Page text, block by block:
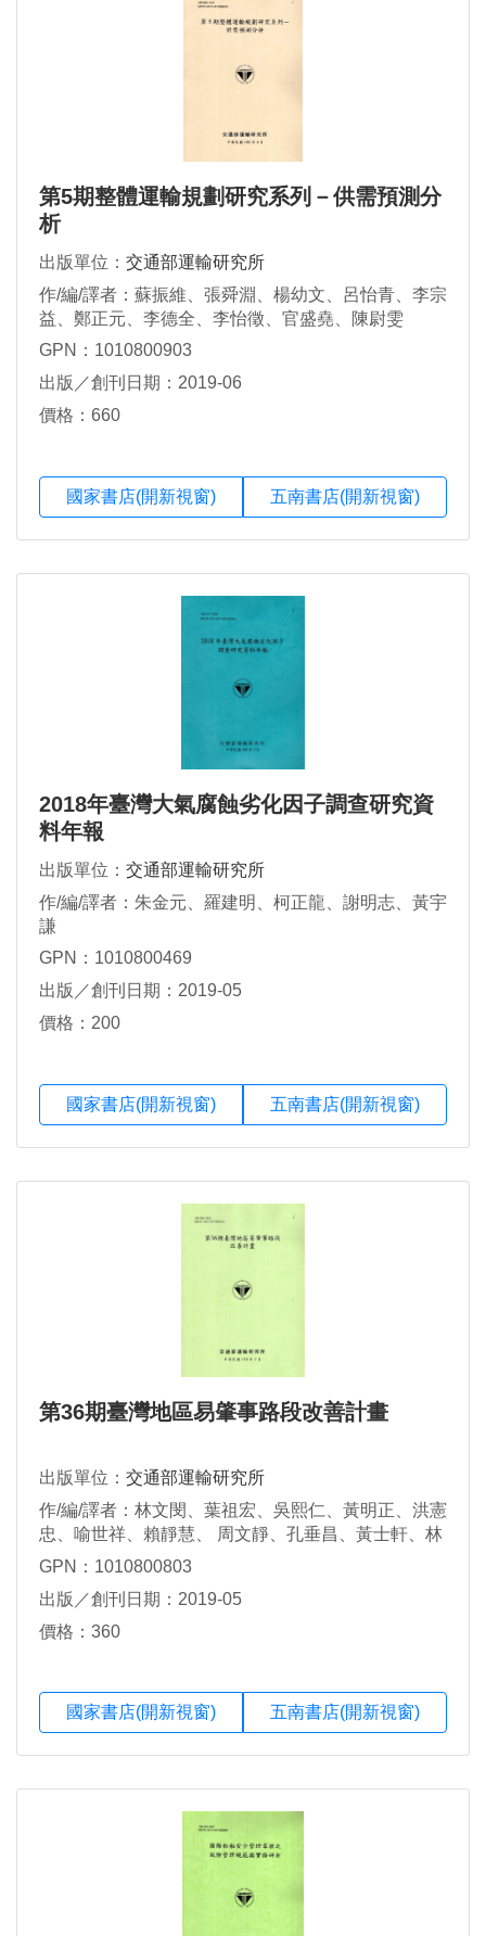
第5期整體運輸規劃研究系列－供需預測分
析
出版單位： 交通部運輸研究所
作/編/譯者：蘇振維、張舜淵、楊幼文、呂怡青、李宗
益、鄭正元、李德全、李怡徵、官盛堯、陳尉雯
GPN：1010800903
出版／創刊日期：2019-06
價格：660
國家書店(開新視窗) 五南書店(開新視窗)
2018年臺灣大氣腐蝕劣化因子調查研究資
料年報
出版單位： 交通部運輸研究所
作/編/譯者：朱金元、羅建明、柯正龍、謝明志、黃宇
謙
GPN：1010800469
出版／創刊日期：2019-05
價格：200
國家書店(開新視窗) 五南書店(開新視窗)
第36期臺灣地區易肇事路段改善計畫
出版單位： 交通部運輸研究所
作/編/譯者：林文閔、葉祖宏、吳熙仁、黃明正、洪憲
忠、喻世祥、賴靜慧、 周文靜、孔垂昌、黃士軒、林
樹德
GPN：1010800803
出版／創刊日期：2019-05
價格：360
國家書店(開新視窗) 五南書店(開新視窗)